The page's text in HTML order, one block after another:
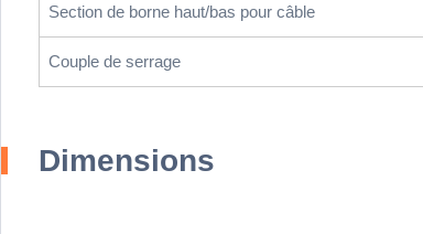
Section de borne haut/bas pour câble
Couple de serrage
Dimensions